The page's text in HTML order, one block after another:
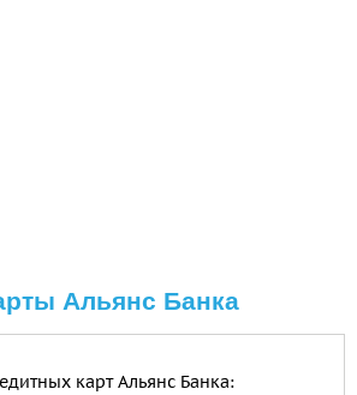
Альянс Банка
карт Альянс Банка: